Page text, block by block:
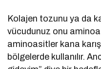
Kolajen tozunu ya da
vücudunuz onu
aminoasitler kana
bölgelerde kullanılır.